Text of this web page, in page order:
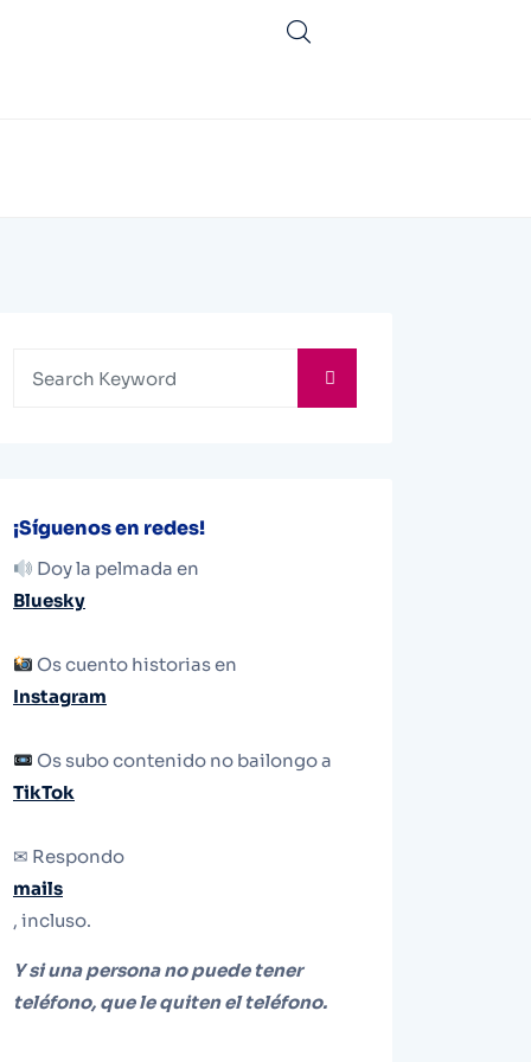
¡Síguenos en redes!
Doy la pelmada en
Bluesky
Os cuento historias en
Instagram
Os subo contenido no bailongo a
TikTok
✉ Respondo
mails
, incluso.
Y si una persona no puede tener
teléfono, que le quiten el teléfono.